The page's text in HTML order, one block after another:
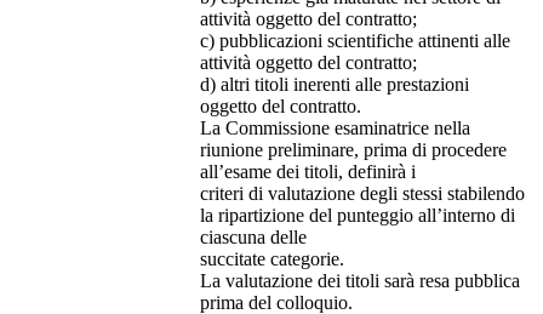
attività oggetto del contratto;
c) pubblicazioni scientifiche attinenti alle
attività oggetto del contratto;
d) altri titoli inerenti alle prestazioni
oggetto del contratto.
La Commissione esaminatrice nella
riunione preliminare, prima di procedere
all’esame dei titoli, definirà i
criteri di valutazione degli stessi stabilendo
la ripartizione del punteggio all’interno di
ciascuna delle
succitate categorie.
La valutazione dei titoli sarà resa pubblica
prima del colloquio.